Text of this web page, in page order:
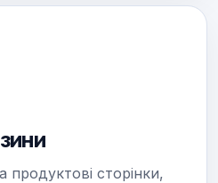
продуктові сторінки,